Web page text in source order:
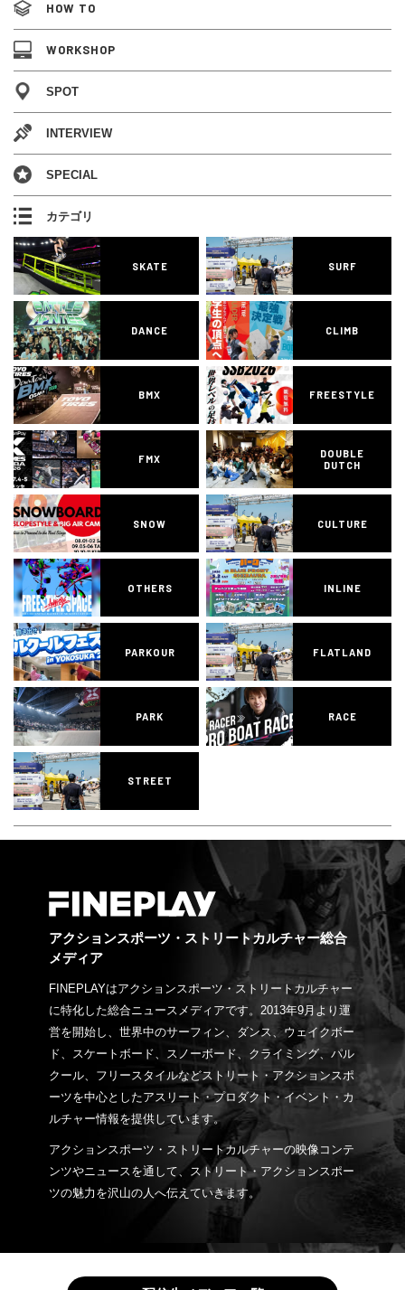
HOW TO
WORKSHOP
SPOT
INTERVIEW
SPECIAL
カテゴリ
SKATE SURF
DANCE CLIMB
BMX FREESTYLE
FMX
DOUBLE
DUTCH
SNOW CULTURE
OTHERS INLINE
PARKOUR FLATLAND
PARK RACE
STREET
アクションスポーツ・ストリートカルチャー総合
メディア
FINEPLAYはアクションスポーツ・ストリートカルチャー
に特化した総合ニュースメディアです。2013年9月より運
営を開始し、世界中のサーフィン、ダンス、ウェイクボー
ド、スケートボード、スノーボード、クライミング、パル
クール、フリースタイルなどストリート・アクションスポ
ーツを中心としたアスリート・プロダクト・イベント・カ
ルチャー情報を提供しています。
アクションスポーツ・ストリートカルチャーの映像コンテ
ンツやニュースを通して、ストリート・アクションスポー
ツの魅力を沢山の人へ伝えていきます。